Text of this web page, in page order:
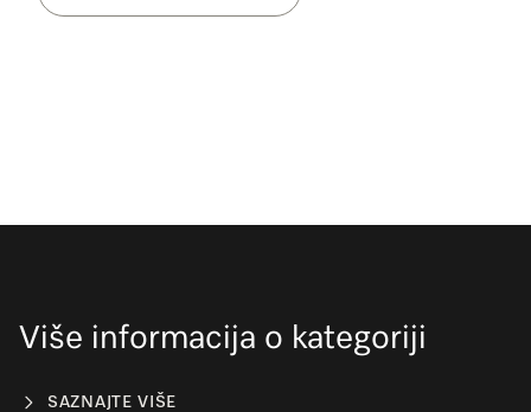
Više informacija o kategoriji
SAZNAJTE VIŠE